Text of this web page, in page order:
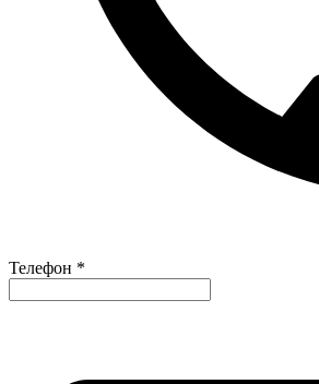
Телефон *